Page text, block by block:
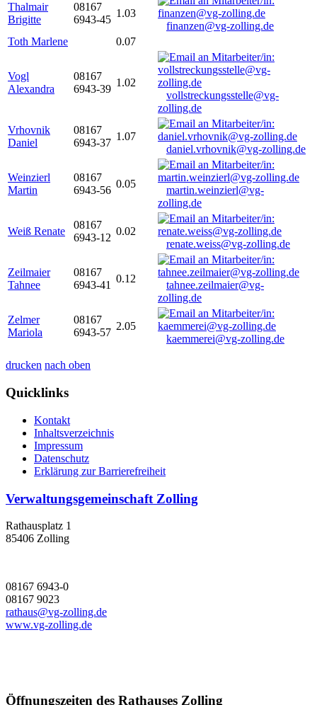
Thalmair
Brigitte
08167
6943-45
1.03
finanzen@vg-zolling.de
Toth Marlene
0.07
Vogl
Alexandra
08167
6943-39
1.02
vollstreckungsstelle@vg-
zolling.de
Vrhovnik
Daniel
08167
6943-37
1.07
daniel.vrhovnik@vg-zolling.de
Weinzierl
Martin
08167
6943-56
0.05
martin.weinzierl@vg-
zolling.de
Weiß Renate
08167
6943-12
0.02
renate.weiss@vg-zolling.de
Zeilmaier
Tahnee
08167
6943-41
0.12
tahnee.zeilmaier@vg-
zolling.de
Zelmer
Mariola
08167
6943-57
2.05
kaemmerei@vg-zolling.de
drucken nach oben
Quicklinks
Kontakt
Inhaltsverzeichnis
Impressum
Datenschutz
Erklärung zur Barrierefreiheit
Verwaltungsgemeinschaft Zolling
Rathausplatz 1
85406 Zolling
08167 6943-0
08167 9023
rathaus@vg-zolling.de
www.vg-zolling.de
Öffnungszeiten des Rathauses Zolling